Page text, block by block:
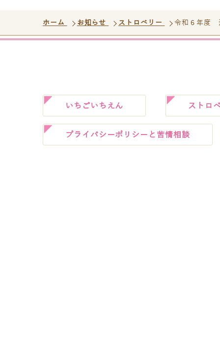
ホーム お知らせ ストロベリー 令和６年度
いちごいちえん ストロ
プライバシーポリシーと苦情相談